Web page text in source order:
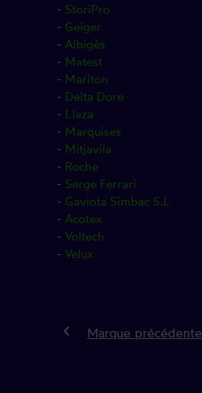
- StoriPro
- Geiger
- Albigès
- Matest
- Mariton
- Delta Dore
- Llaza
- Marquises
- Mitjavila
- Roche
- Serge Ferrari
- Gaviota Simbac S.L
- Acotex
- Voltech
- Velux
keyboard_arrow_left Marque précédente